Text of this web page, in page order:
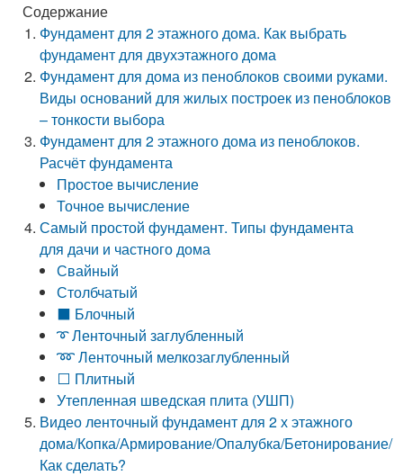
Содержание
Фундамент для 2 этажного дома. Как выбрать
фундамент для двухэтажного дома
Фундамент для дома из пеноблоков своими руками.
Виды оснований для жилых построек из пеноблоков
– тонкости выбора
Фундамент для 2 этажного дома из пеноблоков.
Расчёт фундамента
Простое вычисление
Точное вычисление
Самый простой фундамент. Типы фундамента
для дачи и частного дома
Свайный
Столбчатый
⬛️ Блочный
➰ Ленточный заглубленный
➿ Ленточный мелкозаглубленный
⬜️ Плитный
Утепленная шведская плита (УШП)
Видео ленточный фундамент для 2 х этажного
дома/Копка/Армирование/Опалубка/Бетонирование/
Как сделать?